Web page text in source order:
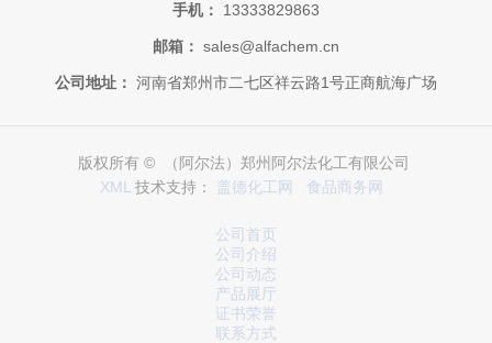
手机： 13333829863
邮箱： sales@alfachem.cn
公司地址： 河南省郑州市二七区祥云路1号正商航海广场
版权所有 © （阿尔法）郑州阿尔法化工有限公司
XML 技术支持： 盖德化工网 食品商务网
公司首页
公司介绍
公司动态
产品展厅
证书荣誉
联系方式